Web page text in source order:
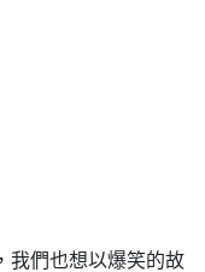
我們也想以爆笑的故